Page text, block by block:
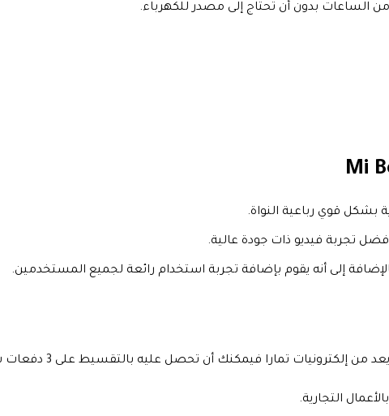
الساعات بدون أن تحتاج إلى مصدر للكهرباء.
بشكل قوي رباعية النواة.
تجربة فيديو ذات جودة عالية.
إلى أنه يقوم بإضافة تجربة استخدام رائعة لجميع المستخدمين.
من إلكترونيات تمارا فيمكنك أن تحصل عليه بالتقسيط على 3 دفعات شهرية ومميزاته كالآتي:
التجارية.